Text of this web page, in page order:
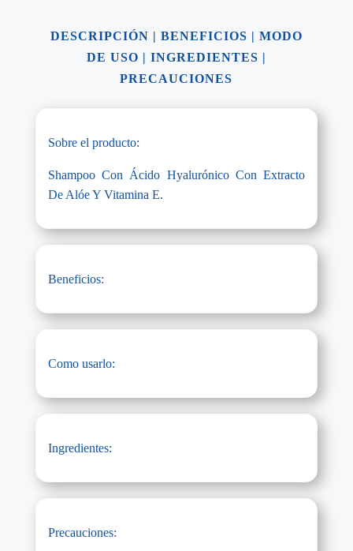
DESCRIPCIÓN | BENEFICIOS | MODO
DE USO | INGREDIENTES |
PRECAUCIONES
Sobre el producto:
Shampoo Con Ácido Hyalurónico Con Extracto
De Alóe Y Vitamina E.
Beneficios:
Como usarlo:
Ingredientes:
Precauciones: